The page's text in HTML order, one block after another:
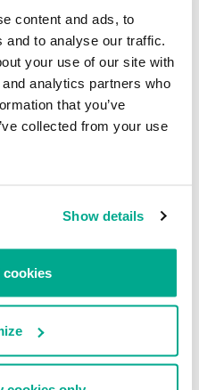
content and ads, to
to analyse our traffic.
your use of our site with
analytics partners who
that you’ve
collected from your use
Show details
cookies
INVESTIGACIÓN
diseñado especialmente para
Rusia
PORTUGUÉS
Ameaças Cibernéticas aos Jogos